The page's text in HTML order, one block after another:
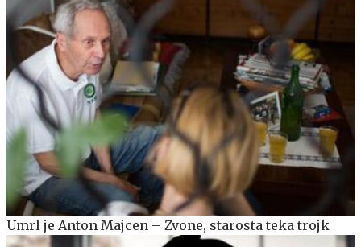
Umrl je Anton Majcen – Zvone, starosta teka trojk